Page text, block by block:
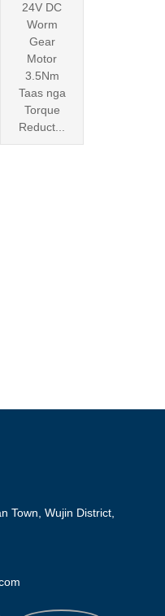
24V DC
Worm
Gear
Motor
3.5Nm
Taas nga
Torque
Reduct...
Town, Wujin District,